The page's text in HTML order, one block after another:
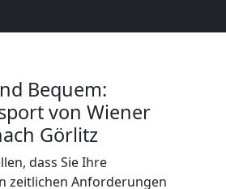
Bequem:
von Wiener
Görlitz
dass Sie Ihre
zeitlichen Anforderungen